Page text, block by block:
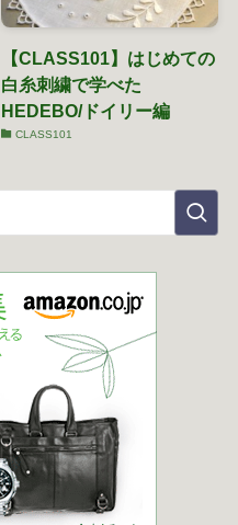
【CLASS101】はじめての
白糸刺繍で学べた
HEDEBO/ドイリー編
CLASS101